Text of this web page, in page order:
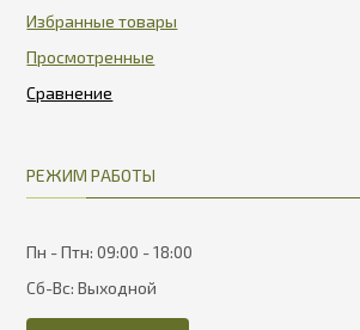
Избранные товары
Просмотренные
РЕЖИМ РАБОТЫ
Пн - Птн: 09:00 - 18:00
Сб-Вс: Выходной